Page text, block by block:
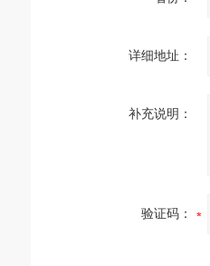
详细地址：
补充说明：
验证码：